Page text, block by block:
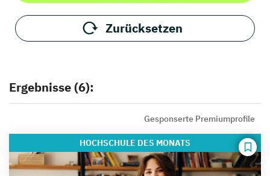
Zurücksetzen
Ergebnisse (6):
Gesponserte Premiumprofile
HOCHSCHULE DES MONATS